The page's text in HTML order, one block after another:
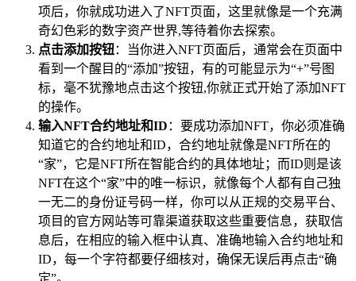
项后，你就成功进入了NFT页面，这里就像是一个充满
奇幻色彩的数字资产世界,等待着你去探索。
点击添加按钮：当你进入NFT页面后，通常会在页面中
看到一个醒目的“添加”按钮，有的可能显示为“+”号图
标，毫不犹豫地点击这个按钮,你就正式开始了添加NFT
的操作。
输入NFT合约地址和ID ：要成功添加NFT，你必须准确
知道它的合约地址和ID，合约地址就像是NFT所在的
“家”，它是NFT所在智能合约的具体地址；而ID则是该
NFT在这个“家”中的唯一标识，就像每个人都有自己独
一无二的身份证号码一样，你可以从正规的交易平台、
项目的官方网站等可靠渠道获取这些重要信息，获取信
息后，在相应的输入框中认真、准确地输入合约地址和
ID，每一个字符都要仔细核对，确保无误后再点击“确
定”。